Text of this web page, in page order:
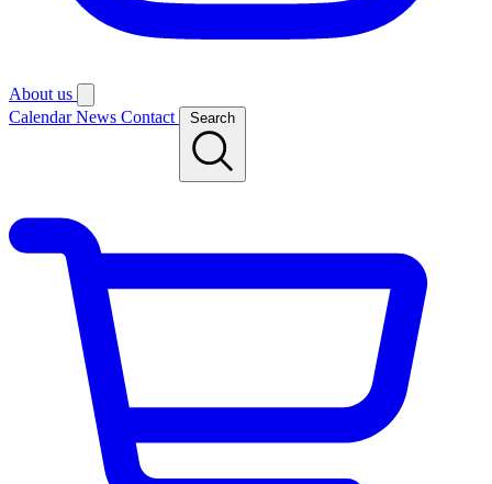
About us
CalendarNews Contact Search